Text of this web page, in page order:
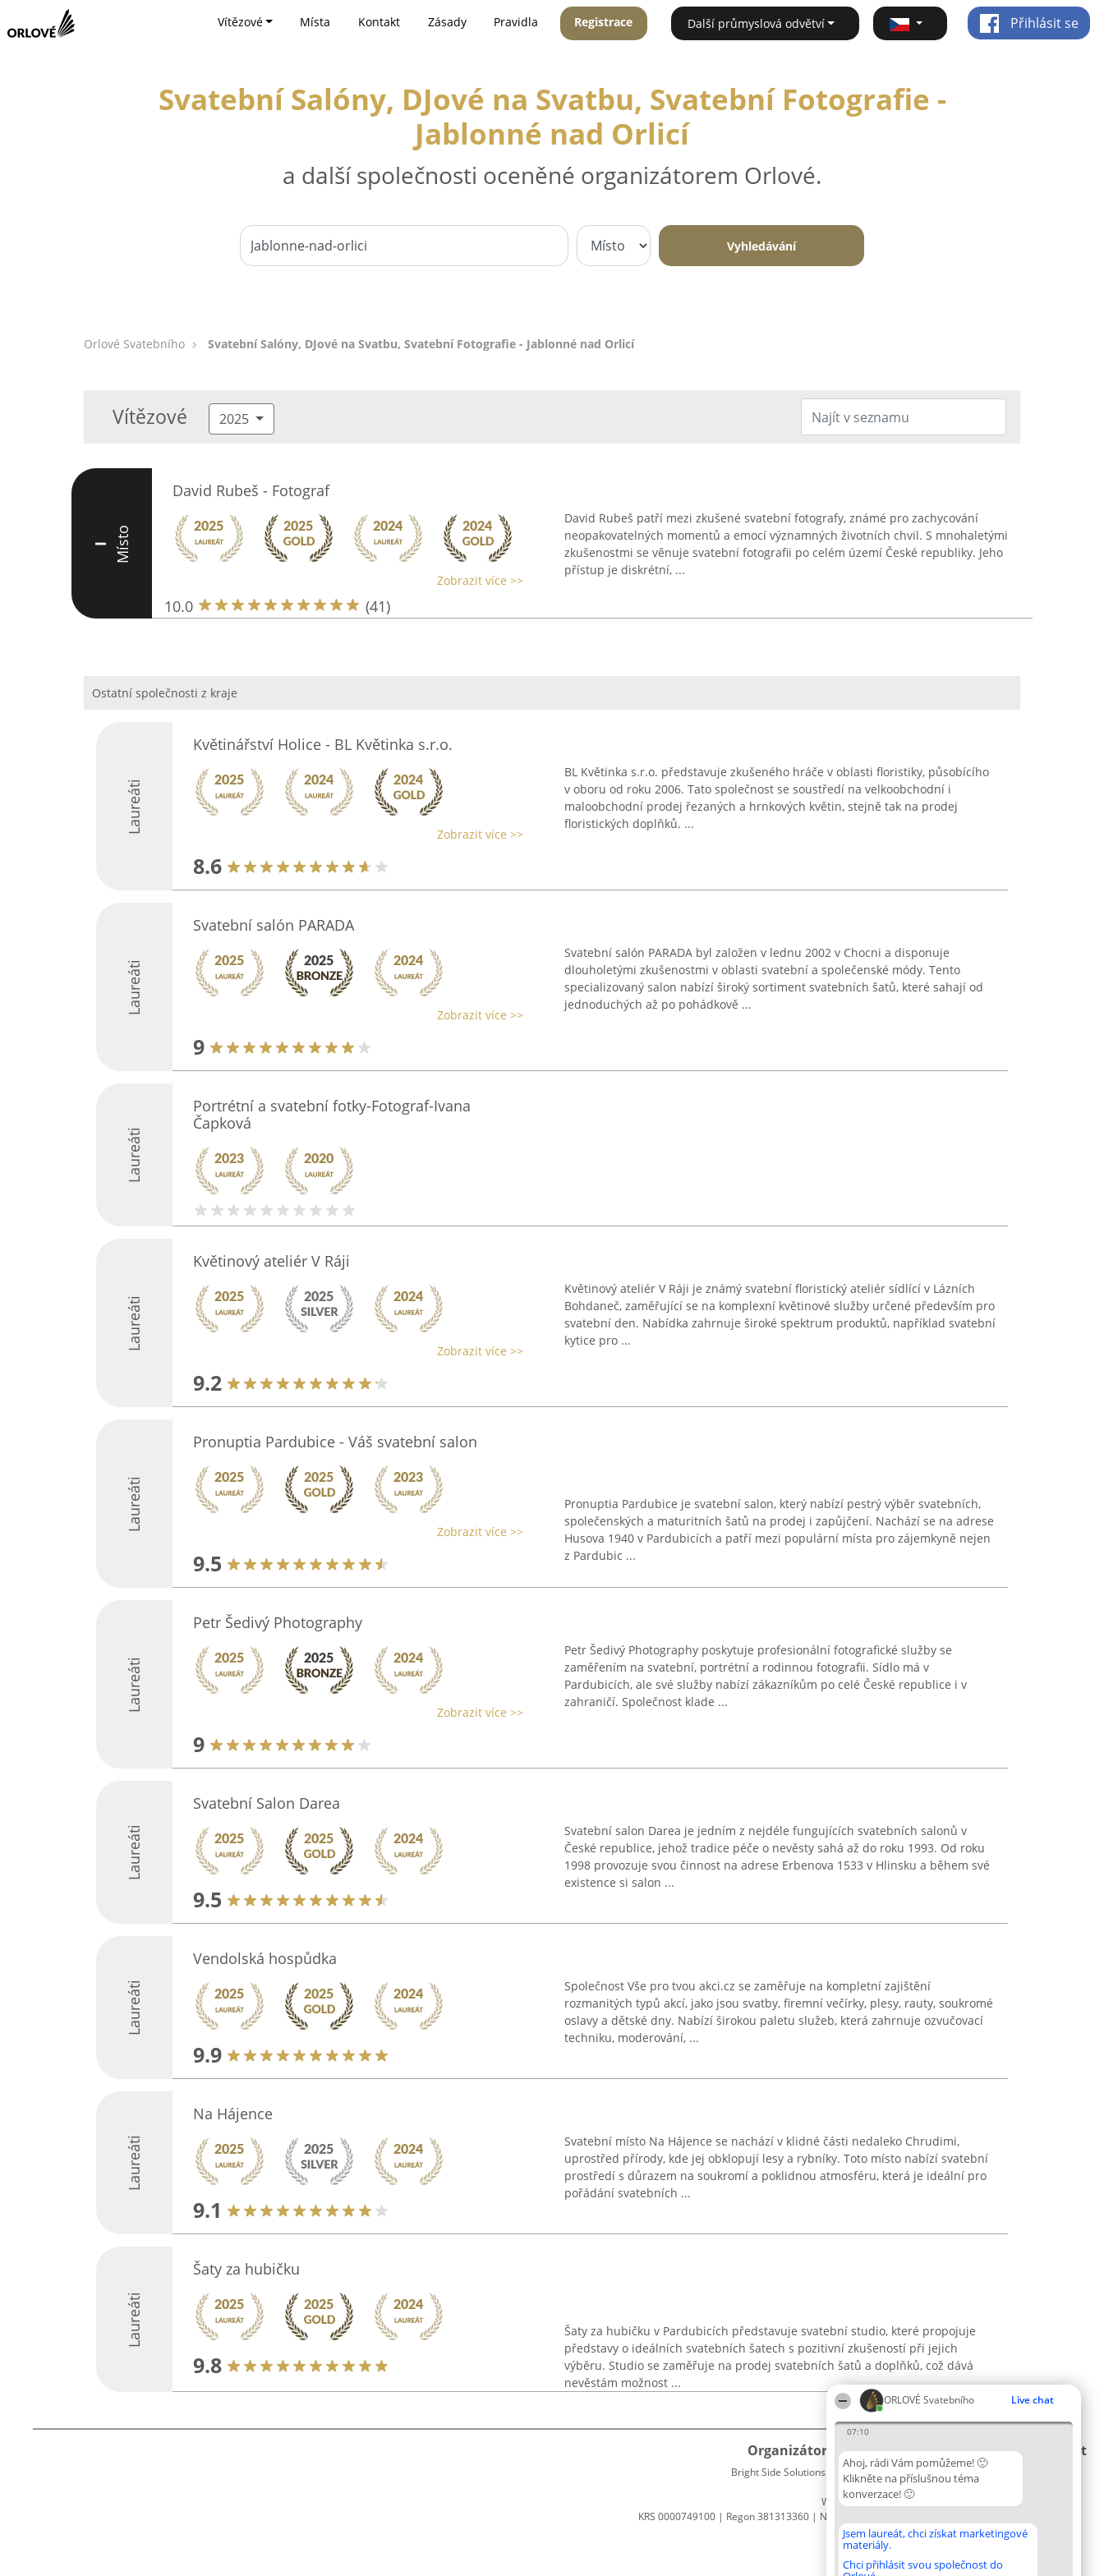
ORLOVÉ Svatebního Live chat
07:10
Ahoj, rádi Vám pomůžeme! 🙂
Klikněte na příslušnou téma
konverzace! 🙂
Jsem laureát, chci získat marketingové
materiály.
Chci přihlásit svou společnost do
Vítězové Místa Kontakt Zásady Pravidla Registrace Další průmyslová odvětví Přihlásit se
Svatební Salóny, DJové na Svatbu, Svatební Fotografie -
Jablonné nad Orlicí
a další společnosti oceněné organizátorem Orlové.
Vyhledávání
Orlové Svatebního Svatební Salóny, DJové na Svatbu, Svatební Fotografie - Jablonné nad Orlicí
Vítězové 2025
I Místo
David Rubeš - Fotograf
Zobrazit více >>
10.0 (41)
David Rubeš patří mezi zkušené svatební fotografy, známé pro zachycování
neopakovatelných momentů a emocí významných životních chvil. S mnohaletými
zkušenostmi se věnuje svatební fotografii po celém území České republiky. Jeho
přístup je diskrétní, ...
Ostatní společnosti z kraje
Laureáti
Květinářství Holice - BL Květinka s.r.o.
Zobrazit více >>
8.6
BL Květinka s.r.o. představuje zkušeného hráče v oblasti floristiky, působícího
v oboru od roku 2006. Tato společnost se soustředí na velkoobchodní i
maloobchodní prodej řezaných a hrnkových květin, stejně tak na prodej
floristických doplňků. ...
Laureáti
Svatební salón PARADA
Zobrazit více >>
9
Svatební salón PARADA byl založen v lednu 2002 v Chocni a disponuje
dlouholetými zkušenostmi v oblasti svatební a společenské módy. Tento
specializovaný salon nabízí široký sortiment svatebních šatů, které sahají od
jednoduchých až po pohádkově ...
Laureáti
Portrétní a svatební fotky-Fotograf-Ivana
Čapková
Laureáti
Květinový ateliér V Ráji
Zobrazit více >>
9.2
Květinový ateliér V Ráji je známý svatební floristický ateliér sídlící v Lázních
Bohdaneč, zaměřující se na komplexní květinové služby určené především pro
svatební den. Nabídka zahrnuje široké spektrum produktů, například svatební
kytice pro ...
Laureáti
Pronuptia Pardubice - Váš svatební salon
Zobrazit více >>
9.5
Pronuptia Pardubice je svatební salon, který nabízí pestrý výběr svatebních,
společenských a maturitních šatů na prodej i zapůjčení. Nachází se na adrese
Husova 1940 v Pardubicích a patří mezi populární místa pro zájemkyně nejen
z Pardubic ...
Laureáti
Petr Šedivý Photography
Zobrazit více >>
9
Petr Šedivý Photography poskytuje profesionální fotografické služby se
zaměřením na svatební, portrétní a rodinnou fotografii. Sídlo má v
Pardubicích, ale své služby nabízí zákazníkům po celé České republice i v
zahraničí. Společnost klade ...
Laureáti
Svatební Salon Darea
9.5
Svatební salon Darea je jedním z nejdéle fungujících svatebních salonů v
České republice, jehož tradice péče o nevěsty sahá až do roku 1993. Od roku
1998 provozuje svou činnost na adrese Erbenova 1533 v Hlinsku a během své
existence si salon ...
Laureáti
Vendolská hospůdka
9.9
Společnost Vše pro tvou akci.cz se zaměřuje na kompletní zajištění
rozmanitých typů akcí, jako jsou svatby, firemní večírky, plesy, rauty, soukromé
oslavy a dětské dny. Nabízí širokou paletu služeb, která zahrnuje ozvučovací
techniku, moderování, ...
Laureáti
Na Hájence
9.1
Svatební místo Na Hájence se nachází v klidné části nedaleko Chrudimi,
uprostřed přírody, kde jej obklopují lesy a rybníky. Toto místo nabízí svatební
prostředí s důrazem na soukromí a poklidnou atmosféru, která je ideální pro
pořádání svatebních ...
Laureáti
Šaty za hubičku
9.8
Šaty za hubičku v Pardubicích představuje svatební studio, které propojuje
představy o ideálních svatebních šatech s pozitivní zkušeností při jejich
výběru. Studio se zaměřuje na prodej svatebních šatů a doplňků, což dává
nevěstám možnost ...
Organizátor hlasování
Bright Side Solutions sp. z o. o. sp. k.
ul. Ruska 22
Wrocław 50-079
KRS 0000749100 | Regon 381313360 | NIP 8943132676
Plebiscyt
Vítězové
Seznam
Zásady
Zásady
Kontakt